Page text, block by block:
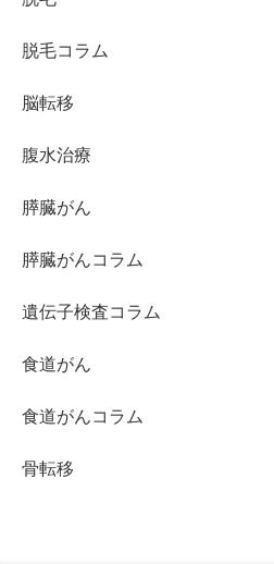
脱毛コラム
脳転移
腹水治療
膵臓がん
膵臓がんコラム
遺伝子検査コラム
食道がん
食道がんコラム
骨転移